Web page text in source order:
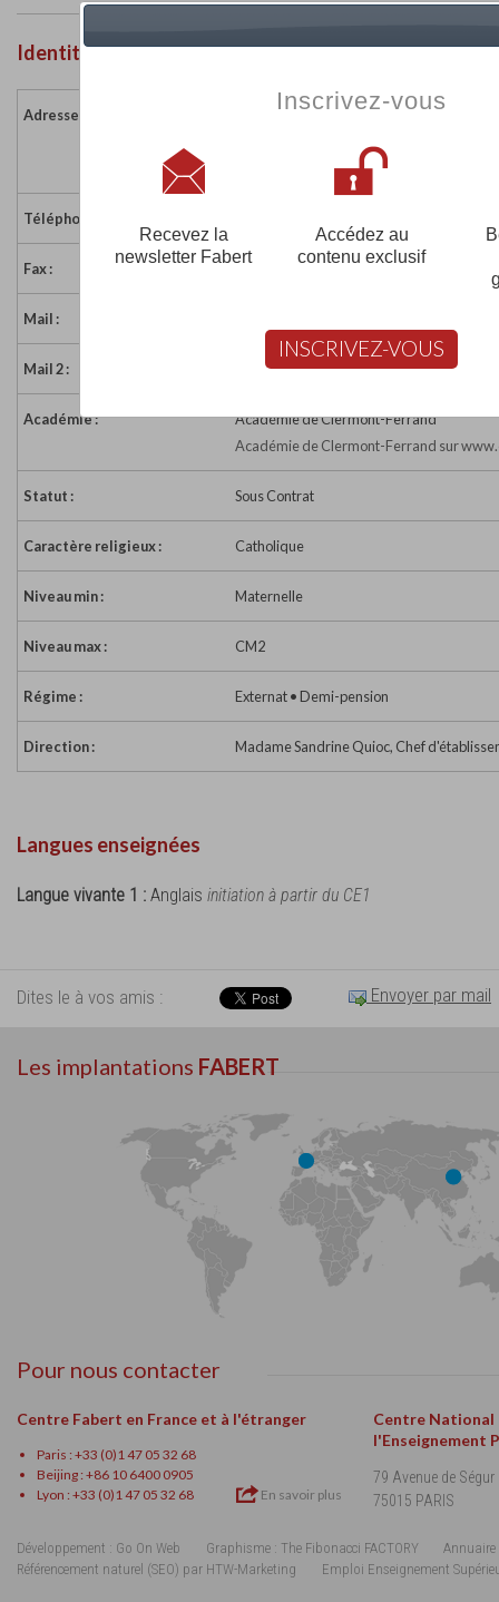
Identité de l'établissement
Adresse :
Le Bourg
43140 ST VICTOR MALESCOURS
Téléphone :
Fax : 04 71 61 01 17
Mail :
Mail 2 :
Académie :
Académie de Clermont-Ferrand
Académie de Clermont-Ferrand sur
Statut : Sous Contrat
Caractère religieux : Catholique
Niveau min : Maternelle
Niveau max : CM2
Régime : Externat • Demi-pension
Direction : Madame Sandrine Quioc, Chef
Langues enseignées
Langue vivante 1 : Anglais initiation à partir du CE1
Dites le à vos amis : Envoyer par mail
Les implantations FABERT
Pour nous contacter
Centre Fabert en France et à l'étranger
Paris : +33 (0)1 47 05 32 68
Beijing : +86 10 6400 0905
Lyon : +33 (0)1 47 05 32 68
En savoir plus
Centre National
l'Enseignement
79 Avenue de Ségur
75015 PARIS
Développement : Go On Web Graphisme : The Fibonacci FACTORY
Annuaire
Référencement naturel (SEO) par HTW-Marketing
Emploi Enseignement
Inscrivez-vous
Recevez la
newsletter Fabert
Accédez au
contenu exclusif
INSCRIVEZ-VOUS